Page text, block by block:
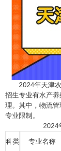
2024年天津农
招生专业有水产
理。其中，物流
专业限制。
2024年
科类
专业名称